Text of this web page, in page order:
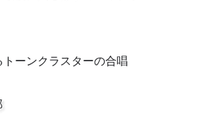
ーンクラスターの合唱